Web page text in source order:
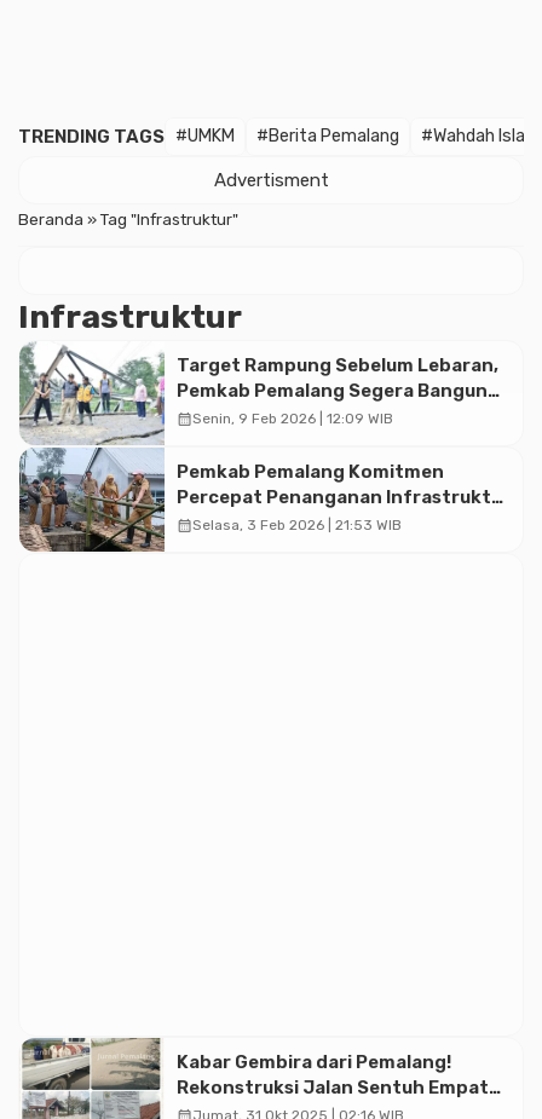
TRENDING TAGS #UMKM #Berita Pemalang #Wahdah
Advertisment
Beranda »Tag "Infrastruktur"
Infrastruktur
Target Rampung Sebelum Lebaran,
Pemkab Pemalang Segera Bangun
Jembatan Darurat di Mendelem
calendar_monthSenin, 9 Feb 2026 | 12:09 WIB
Pemkab Pemalang Komitmen
Percepat Penanganan Infrastruktur
di Wilayah Terdampak Bencana
calendar_monthSelasa, 3 Feb 2026 | 21:53 WIB
Kabar Gembira dari Pemalang!
Rekonstruksi Jalan Sentuh Empat
Titik Vital, Angkat Kualitas
Jumat, 31 Okt 2025 | 02:16 WIB